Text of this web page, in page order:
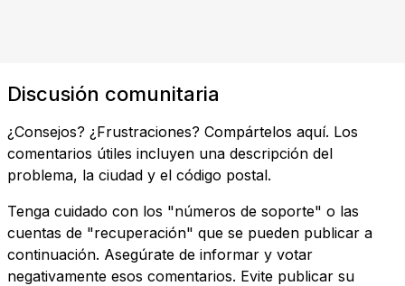
Discusión comunitaria
¿Consejos? ¿Frustraciones? Compártelos aquí. Los
comentarios útiles incluyen una descripción del
problema, la ciudad y el código postal.
Tenga cuidado con los "números de soporte" o las
cuentas de "recuperación" que se pueden publicar a
continuación. Asegúrate de informar y votar
negativamente esos comentarios. Evite publicar su